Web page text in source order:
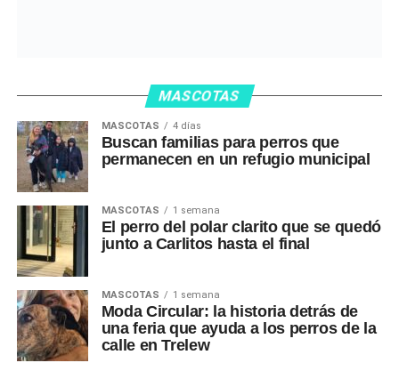
MASCOTAS
MASCOTAS 4 días
Buscan familias para perros que
permanecen en un refugio municipal
MASCOTAS 1 semana
El perro del polar clarito que se quedó
junto a Carlitos hasta el final
MASCOTAS 1 semana
Moda Circular: la historia detrás de
una feria que ayuda a los perros de la
calle en Trelew